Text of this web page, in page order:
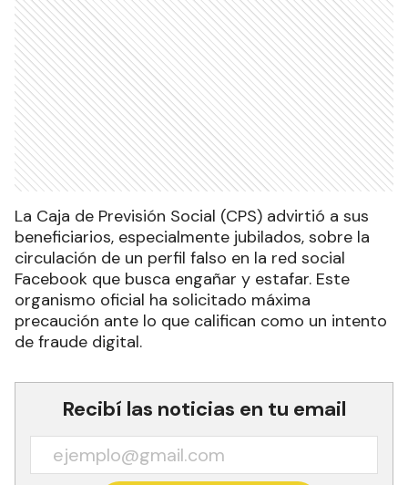
La Caja de Previsión Social (CPS) advirtió a sus
beneficiarios, especialmente jubilados, sobre la
circulación de un perfil falso en la red social
Facebook que busca engañar y estafar. Este
organismo oficial ha solicitado máxima
precaución ante lo que califican como un intento
de fraude digital.
Recibí las noticias en tu email